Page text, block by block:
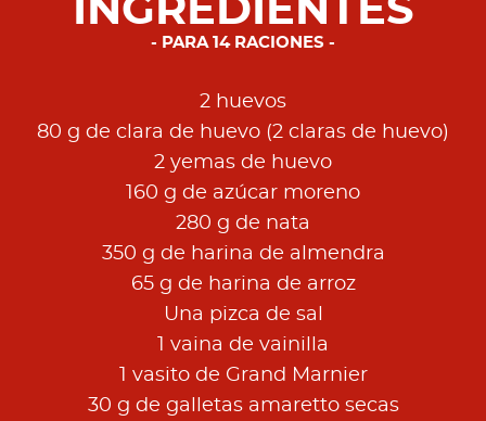
INGREDIENTES
PARA 14 RACIONES
2 huevos
80 g de clara de huevo (2 claras de huevo)
2 yemas de huevo
160 g de azúcar moreno
280 g de nata
350 g de harina de almendra
65 g de harina de arroz
Una pizca de sal
1 vaina de vainilla
1 vasito de Grand Marnier
30 g de galletas amaretto secas